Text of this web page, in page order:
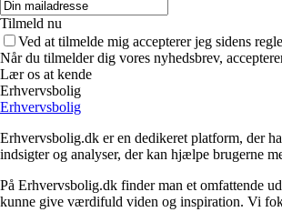
Tilmeld nu
Ved at tilmelde mig accepterer jeg sidens
Når du tilmelder dig vores nyhedsbrev,
Lær os at kende
Erhvervsbolig
Erhvervsbolig
Erhvervsbolig.dk er en dedikeret platform, der
indsigter og analyser, der kan hjælpe brugerne
På Erhvervsbolig.dk finder man et omfattende
kunne give værdifuld viden og inspiration. Vi